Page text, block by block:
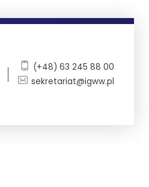
(+48) 63 245 88 00
sekretariat@igww.pl